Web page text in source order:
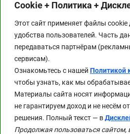
Cookie + Политика +
Этот сайт применяет файлы
удобства пользователей. Часть
передаваться партнёрам
сервисам).
Ознакомьтесь с нашей Политикой
чтобы узнать, как мы
Материалы сайта носят
не гарантируем доход и не несём
решения. Полный текст — в
Продолжая пользоваться сайтом,
трафика и удобства
может передаваться
аналитическим сервисам).
нашей
Политикой
узнать, как мы
информацию.
Материалы сайта носят
характер. Мы не
ответственности за ваши